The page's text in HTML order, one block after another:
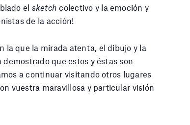
el sketch colectivo y la emoción y
de la acción!
la que la mirada atenta, el dibujo y la
que estos y éstas son
a continuar visitando otros lugares
vuestra maravillosa y particular visión